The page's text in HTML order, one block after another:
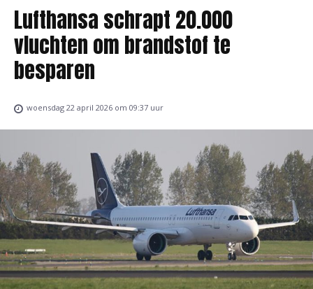
Lufthansa schrapt 20.000
vluchten om brandstof te
besparen
woensdag 22 april 2026 om 09:37 uur